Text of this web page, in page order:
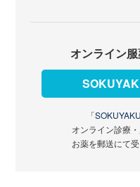
オンライン
「SOKUYAKU
オンライン診療
お薬を郵送にて